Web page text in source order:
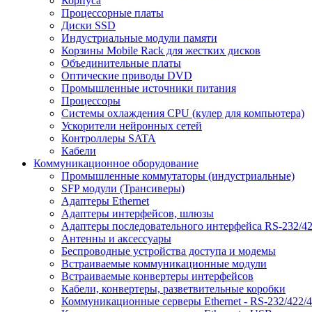
Процессорные платы
Диски SSD
Индустриальные модули памяти
Корзины Mobile Rack для жестких дисков
Объединительные платы
Оптические приводы DVD
Промышленные источники питания
Процессоры
Системы охлаждения CPU (кулер для компьютера)
Ускорители нейронных сетей
Контроллеры SATA
Кабели
Коммуникационное оборудование
Промышленные коммутаторы (индустриальные)
SFP модули (Трансиверы)
Адаптеры Ethernet
Адаптеры интерфейсов, шлюзы
Адаптеры последовательного интерфейса RS-232/
Антенны и аксессуары
Беспроводные устройства доступа и модемы
Встраиваемые коммуникационные модули
Встраиваемые конвертеры интерфейсов
Кабели, конвертеры, разветвительные коробки
Коммуникационные серверы Ethernet - RS-232/422/